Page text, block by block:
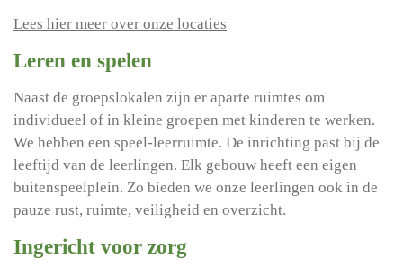
Lees hier meer over onze locaties
Leren en spelen
Naast de groepslokalen zijn er aparte ruimtes om
individueel of in kleine groepen met kinderen te werken.
We hebben een speel-leerruimte. De inrichting past bij de
leeftijd van de leerlingen. Elk gebouw heeft een eigen
buitenspeelplein. Zo bieden we onze leerlingen ook in de
pauze rust, ruimte, veiligheid en overzicht.
Ingericht voor zorg